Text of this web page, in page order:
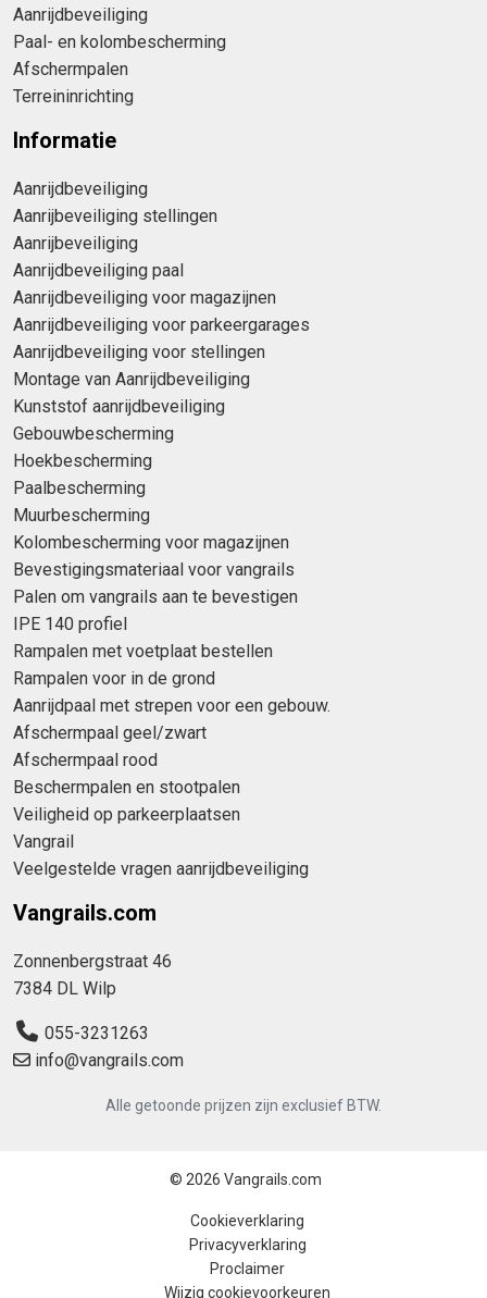
Aanrijdbeveiliging
Paal- en kolombescherming
Afschermpalen
Terreininrichting
Informatie
Aanrijdbeveiliging
Aanrijbeveiliging stellingen
Aanrijbeveiliging
Aanrijdbeveiliging paal
Aanrijdbeveiliging voor magazijnen
Aanrijdbeveiliging voor parkeergarages
Aanrijdbeveiliging voor stellingen
Montage van Aanrijdbeveiliging
Kunststof aanrijdbeveiliging
Gebouwbescherming
Hoekbescherming
Paalbescherming
Muurbescherming
Kolombescherming voor magazijnen
Bevestigingsmateriaal voor vangrails
Palen om vangrails aan te bevestigen
IPE 140 profiel
Rampalen met voetplaat bestellen
Rampalen voor in de grond
Aanrijdpaal met strepen voor een gebouw.
Afschermpaal geel/zwart
Afschermpaal rood
Beschermpalen en stootpalen
Veiligheid op parkeerplaatsen
Vangrail
Veelgestelde vragen aanrijdbeveiliging
Vangrails.com
Zonnenbergstraat 46
7384 DL Wilp
055-3231263
info@vangrails.com
Alle getoonde prijzen zijn exclusief BTW.
© 2026 Vangrails.com
Cookieverklaring
Privacyverklaring
Proclaimer
Wijzig cookievoorkeuren